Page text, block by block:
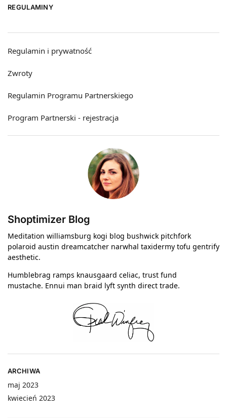
REGULAMINY
Regulamin i prywatność
Zwroty
Regulamin Programu Partnerskiego
Program Partnerski - rejestracja
Shoptimizer Blog
Meditation williamsburg kogi blog bushwick pitchfork
polaroid austin dreamcatcher narwhal taxidermy tofu gentrify
aesthetic.
Humblebrag ramps knausgaard celiac, trust fund
mustache. Ennui man braid lyft synth direct trade.
ARCHIWA
maj 2023
kwiecień 2023